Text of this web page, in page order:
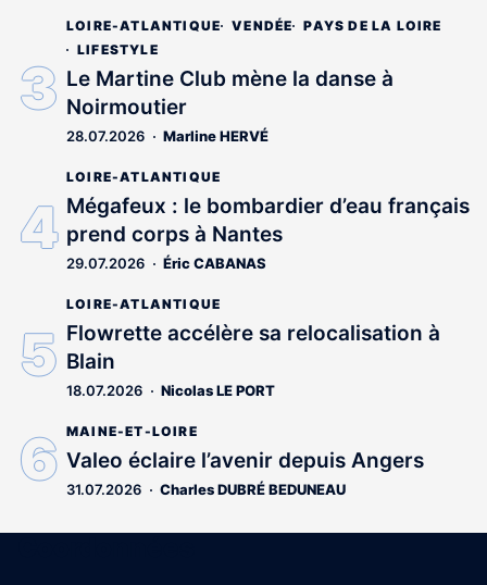
LOIRE-ATLANTIQUE VENDÉE
PAYS DE LA LOIRE
LIFESTYLE
Le Martine Club mène la danse à
Noirmoutier
28.07.2026 Marline HERVÉ
LOIRE-ATLANTIQUE
Mégafeux : le bombardier d’eau français
prend corps à Nantes
29.07.2026 Éric CABANAS
LOIRE-ATLANTIQUE
Flowrette accélère sa relocalisation à
Blain
18.07.2026 Nicolas LE PORT
MAINE-ET-LOIRE
Valeo éclaire l’avenir depuis Angers
31.07.2026 Charles DUBRÉ BEDUNEAU